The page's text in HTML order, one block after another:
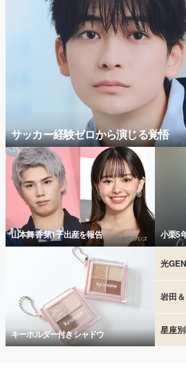
サッカー経験ゼロから演じる覚悟
山本舞香 第1子出産を報告 小栗5
キーホルダー付きシャドウ
光
岩田
星座